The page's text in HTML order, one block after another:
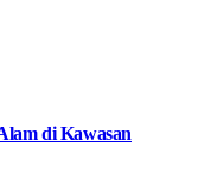
di Kawasan